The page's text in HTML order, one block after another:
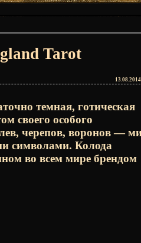
Tarot
темная, готическая
своего особого
черепов, воронов —
символами. Колода
во всем мире брендом